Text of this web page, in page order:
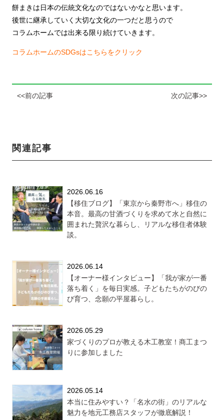
餅まきは日本の伝統文化なのではないかなと思います。
後世に継承していく大切な文化の一つだと思うので
コラムホームでは出来る限り続けていきます。
コラムホームのSDGsはこちらをクリック
<<前の記事 次の記事>>
関連記事
2026.06.16
【移住ブログ】「東京から秦野市へ」移住の
本音。最高の甘酒づくりを求めて水と自然に
囲まれた贅沢な暮らし、リアルな移住者体験
談。
2026.06.14
【オーナー様インタビュー】「我が家が一番
落ち着く」を毎日実感。子どもたちがのびの
び育つ、念願の平屋暮らし。
2026.05.29
家づくりのプロが教える木工教室！商工まつ
りに参加しました
2026.05.14
本当に住みやすい？「名水の街」のリアルな
魅力を地元工務店スタッフが徹底解説！